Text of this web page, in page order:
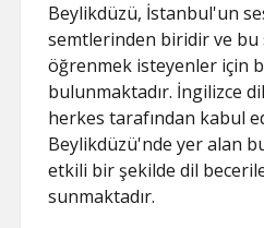
Beylikdüzü, İstanbul'un
semtlerinden biridir ve bu
öğrenmek isteyenler için
bulunmaktadır. İngilizce
herkes tarafından kabul
Beylikdüzü'nde yer alan
etkili bir şekilde dil
sunmaktadır.